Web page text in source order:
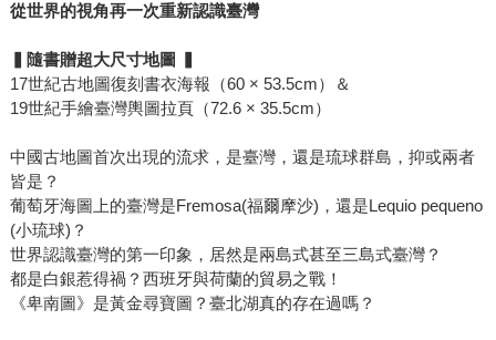
從世界的視角再一次重新認識臺灣
隨書贈超大尺寸地圖
17世紀古地圖復刻書衣海報（60 × 53.5cm）＆
19世紀手繪臺灣輿圖拉頁（72.6 × 35.5cm）
中國古地圖首次出現的流求，是臺灣，還是琉球群島，抑或兩者
皆是？
葡萄牙海圖上的臺灣是Fremosa(福爾摩沙)，還是Lequio pequeno
(小琉球)？
世界認識臺灣的第一印象，居然是兩島式甚至三島式臺灣？
都是白銀惹得禍？西班牙與荷蘭的貿易之戰！
《卑南圖》是黃金尋寶圖？臺北湖真的存在過嗎？